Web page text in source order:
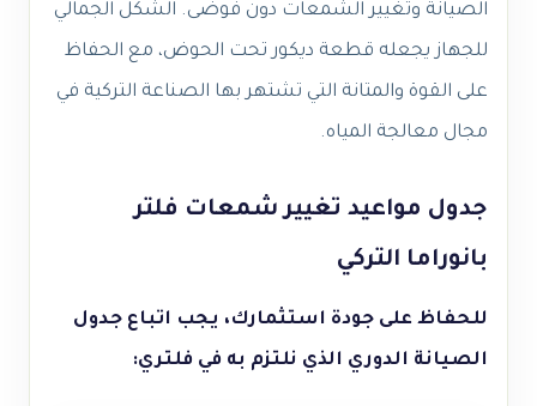
الصيانة وتغيير الشمعات دون فوضى. الشكل الجمالي
للجهاز يجعله قطعة ديكور تحت الحوض، مع الحفاظ
على القوة والمتانة التي تشتهر بها الصناعة التركية في
مجال معالجة المياه.
جدول مواعيد تغيير شمعات فلتر
بانوراما التركي
للحفاظ على جودة استثمارك، يجب اتباع جدول
الصيانة الدوري الذي نلتزم به في فلتري: